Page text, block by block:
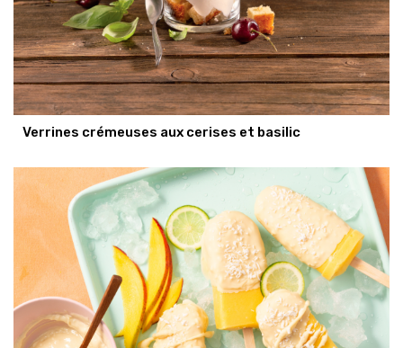
Verrines crémeuses aux cerises et basilic